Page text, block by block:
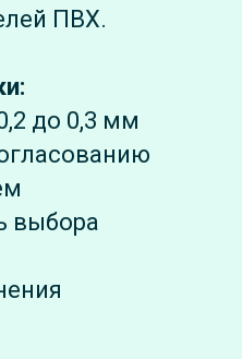
ПВХ.
до 0,3 мм
выбора